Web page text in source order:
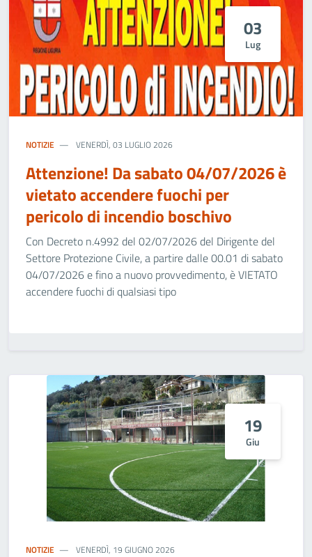
03
Lug
NOTIZIE VENERDÌ, 03 LUGLIO 2026
Attenzione! Da sabato 04/07/2026 è
vietato accendere fuochi per
pericolo di incendio boschivo
Con Decreto n.4992 del 02/07/2026 del Dirigente del
Settore Protezione Civile, a partire dalle 00.01 di sabato
04/07/2026 e fino a nuovo provvedimento, è VIETATO
accendere fuochi di qualsiasi tipo
19
Giu
NOTIZIE VENERDÌ, 19 GIUGNO 2026